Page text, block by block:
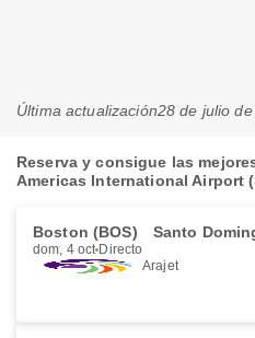
Última actualización28 de julio
Reserva y consigue las
Americas International Airport
Boston (BOS) Santo
dom, 4 oct Directo
Arajet